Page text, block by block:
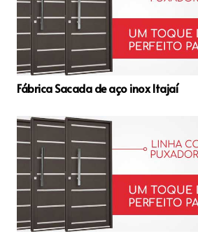
Fábrica Sacada de aço inox Itajaí